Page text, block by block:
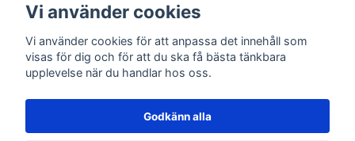
Sidor
Vi använder cookies
Vi använder cookies för att anpassa det innehåll som
visas för dig och för att du ska få bästa tänkbara
upplevelse när du handlar hos oss.
Godkänn alla